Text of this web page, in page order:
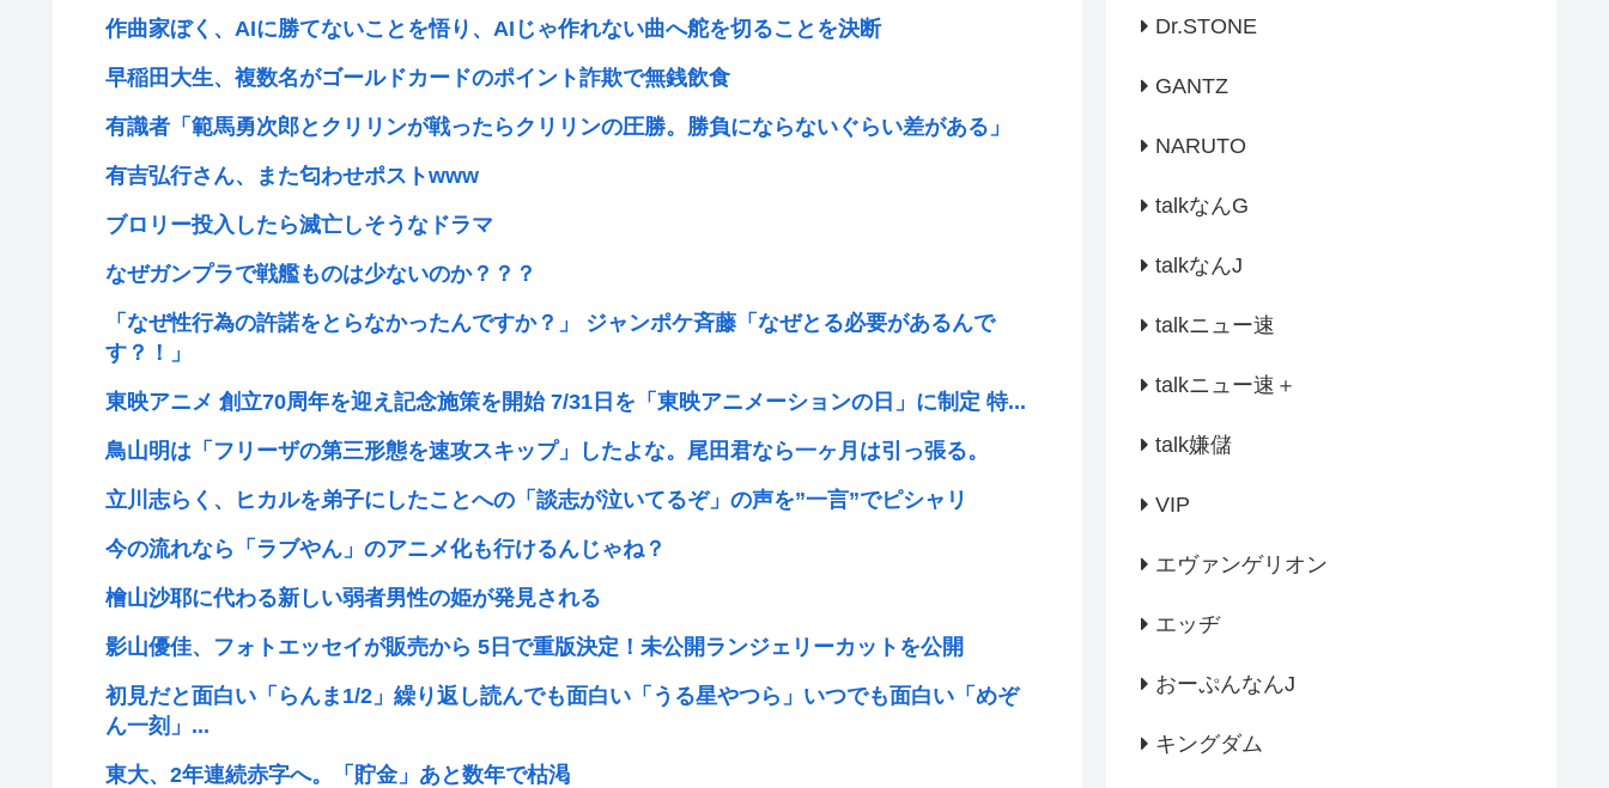
作曲家ぼく、AIに勝てないことを悟り、AIじゃ作れない曲へ舵を切ることを決断
早稲田大生、複数名がゴールドカードのポイント詐欺で無銭飲食
有識者「範馬勇次郎とクリリンが戦ったらクリリンの圧勝。勝負にならないぐらい差がある」
有吉弘行さん、また匂わせポストwww
ブロリー投入したら滅亡しそうなドラマ
なぜガンプラで戦艦ものは少ないのか？？？
「なぜ性行為の許諾をとらなかったんですか？」 ジャンポケ斉藤「なぜとる必要があるんで
す？！」
東映アニメ 創立70周年を迎え記念施策を開始 7/31日を「東映アニメーションの日」に制定 特...
鳥山明は「フリーザの第三形態を速攻スキップ」したよな。尾田君なら一ヶ月は引っ張る。
立川志らく、ヒカルを弟子にしたことへの「談志が泣いてるぞ」の声を”一言”でピシャリ
今の流れなら「ラブやん」のアニメ化も行けるんじゃね？
檜山沙耶に代わる新しい弱者男性の姫が発見される
影山優佳、フォトエッセイが販売から 5日で重版決定！未公開ランジェリーカットを公開
初見だと面白い「らんま1/2」繰り返し読んでも面白い「うる星やつら」いつでも面白い「めぞ
ん一刻」...
東大、2年連続赤字へ。「貯金」あと数年で枯渇
Dr.STONE
GANTZ
NARUTO
talkなんG
talkなんJ
talkニュー速
talkニュー速＋
talk嫌儲
VIP
エヴァンゲリオン
エッヂ
おーぷんなんJ
キングダム